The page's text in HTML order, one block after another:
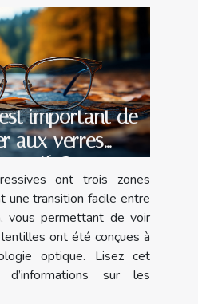
important de
aux verres
?
ont trois zones
une transition facile entre
vous permettant de voir
ont été conçues à
optique. Lisez cet
sur les